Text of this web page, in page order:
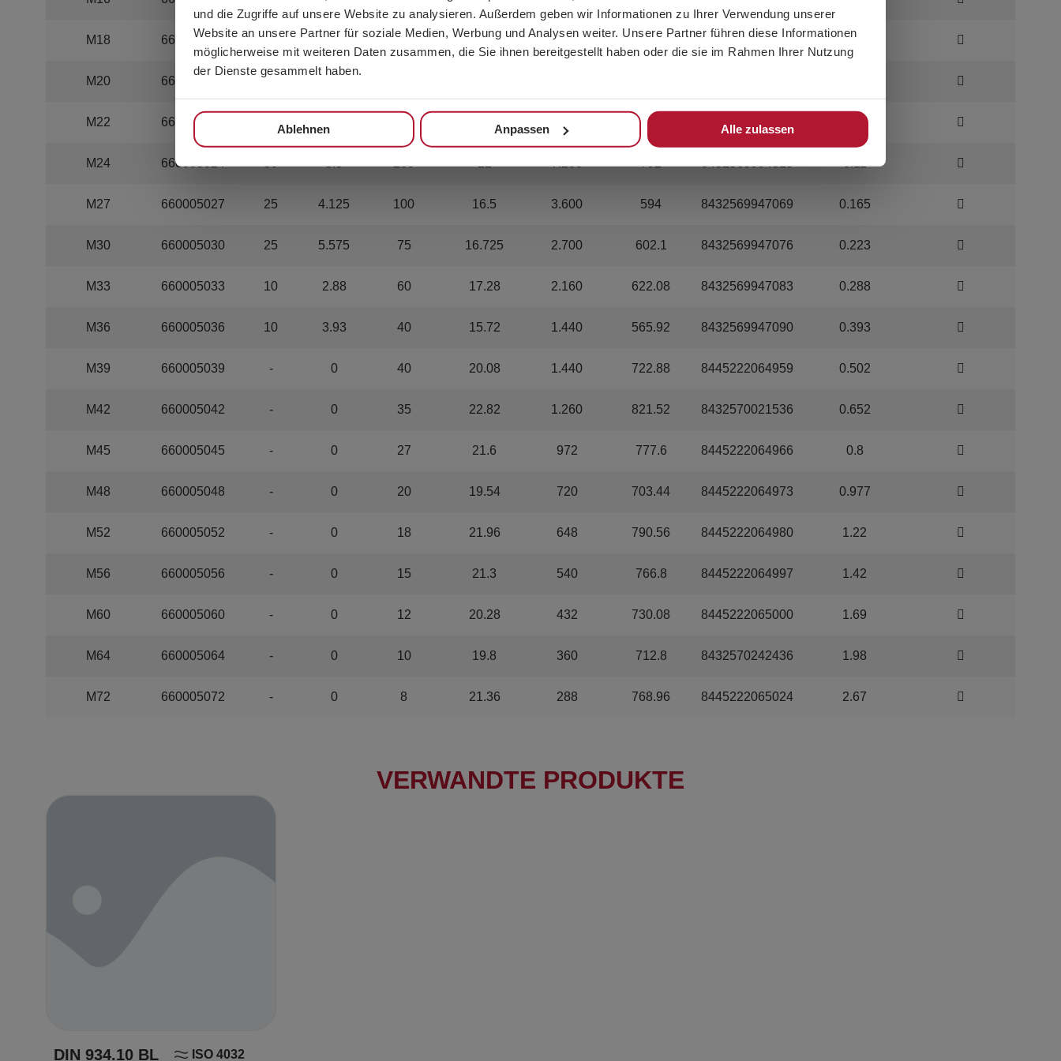
und die Zugriffe auf unsere Website zu analysieren. Außerdem geben wir Informationen zu Ihrer Verwendung unserer
Website an unsere Partner für soziale Medien, Werbung und Analysen weiter. Unsere Partner führen diese Informationen
möglicherweise mit weiteren Daten zusammen, die Sie ihnen bereitgestellt haben oder die sie im Rahmen Ihrer Nutzung
der Dienste gesammelt haben.
Ablehnen Anpassen Alle zulassen
M18 660005018 100 4.94 400 19.76 14.400 711.36 8432569994285 0.0494
M20 660005020 50
M22 660005022 200 568.8 8432569994308 0.079
M24 660005024 50 5.5 200 22 7.200 792 8432569994315 0.11
M27 660005027 25 4.125 100 16.5 3.600 594 8432569947069 0.165
M30 660005030 25 5.575 75 16.725 2.700 602.1 8432569947076 0.223
M33 660005033 10 2.88 60 17.28 2.160 622.08 8432569947083 0.288
M36 660005036 10 3.93 40 15.72 1.440 565.92 8432569947090 0.393
M39 660005039 - 0 40 20.08 1.440 722.88 8445222064959 0.502
M42 660005042 - 0 35 22.82 1.260 821.52 8432570021536 0.652
M45 660005045 - 0 27 21.6 972 777.6 8445222064966 0.8
M48 660005048 - 0 20 19.54 720 703.44 8445222064973 0.977
M52 660005052 - 0 18 21.96 648 790.56 8445222064980 1.22
M56 660005056 - 0 15 21.3 540 766.8 8445222064997 1.42
M60 660005060 - 0 12 20.28 432 730.08 8445222065000 1.69
M64 660005064 - 0 10 19.8 360 712.8 8432570242436 1.98
M72 660005072 - 0 8 21.36 288 768.96 8445222065024 2.67
VERWANDTE PRODUKTE
DIN 934.10 BL ISO 4032